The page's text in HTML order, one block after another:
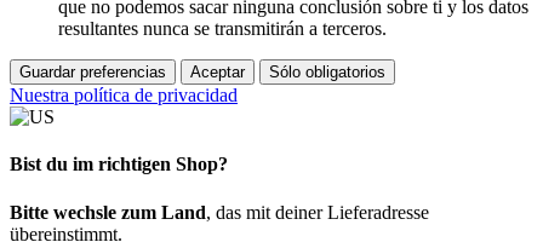
que no podemos sacar ninguna conclusión sobre ti y los datos
resultantes nunca se transmitirán a terceros.
Guardar preferencias Aceptar Sólo obligatorios
Nuestra política de privacidad
Bist du im richtigen Shop?
Bitte wechsle zum Land, das mit deiner Lieferadresse
übereinstimmt.